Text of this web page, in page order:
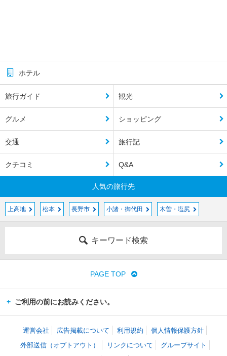
ホテル
旅行ガイド 観光
グルメ ショッピング
交通 旅行記
クチコミ Q&A
人気の旅行先
上高地 松本 長野市 小諸・御代田 木曽・塩尻
キーワード検索
PAGE TOP
ご利用の前にお読みください。
運営会社 広告掲載について 利用規約
個人情報保護方針
外部送信（オプトアウト）
リンクについて グループサイト